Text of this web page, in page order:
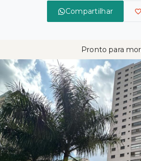
Compartilhar
Pronto para